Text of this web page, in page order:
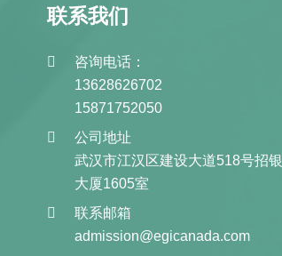
联系我们
咨询电话：
13628626702
15871752050
公司地址
武汉市江汉区建设大道518号招银
大厦1605室
联系邮箱
admission@egicanada.com